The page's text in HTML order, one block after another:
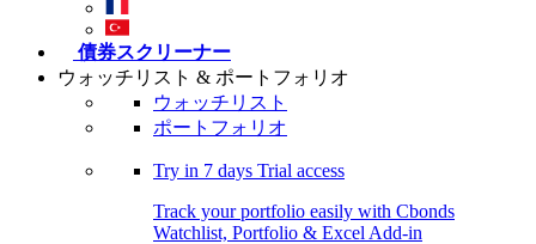
債券スクリーナー
ウォッチリスト & ポートフォリオ
ウォッチリスト
ポートフォリオ
Try in 7 days Trial access
Track your portfolio easily with Cbonds
Watchlist, Portfolio & Excel Add-in